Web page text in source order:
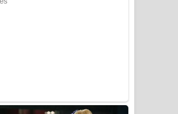
- ලියමුද දැන් අනාගතේ ගීතයේ පද පෙළ